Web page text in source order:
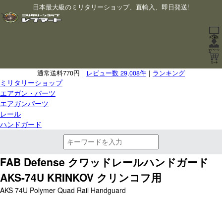
日本最大級のミリタリーショップ、直輸入、即日発送!
通常送料770円｜ レビュー数 29,008件 ｜ ランキング
ミリタリーショップ
エアガン・パーツ
エアガンパーツ
レール
ハンドガード
FAB Defense クワッドレールハンドガード
AKS-74U KRINKOV クリンコフ用
AKS 74U Polymer Quad Rail Handguard